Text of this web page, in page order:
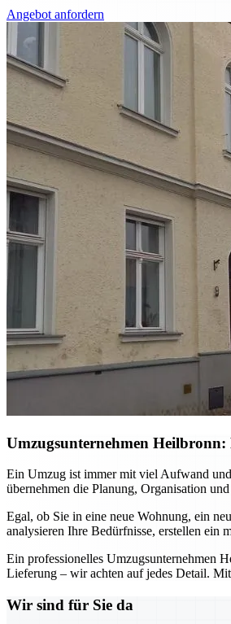
Angebot anfordern
Umzugsunternehmen Heilbronn:
Ein Umzug ist immer mit viel Aufwand
übernehmen die Planung, Organisation
Egal, ob Sie in eine neue Wohnung, ein
analysieren Ihre Bedürfnisse, erstellen ein
Ein professionelles Umzugsunternehmen
Lieferung – wir achten auf jedes Detail.
Wir sind für Sie da